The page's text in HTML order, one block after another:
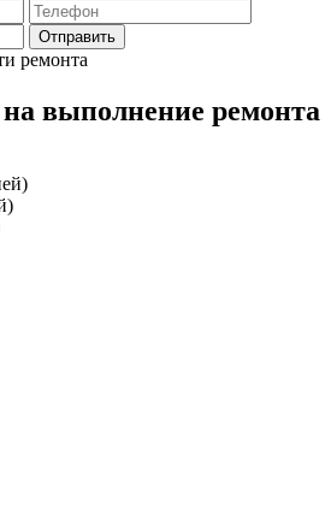
Отправить
выполнение ремонта